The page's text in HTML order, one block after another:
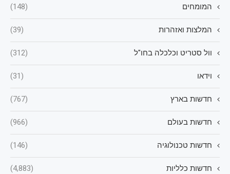
המומחים (148)
המלצות ואזהרות (39)
וול סטריט וכלכלה בחו"ל (312)
וידאו (31)
חדשות בארץ (767)
חדשות בעולם (966)
חדשות טכנולוגיה (146)
חדשות כלליות (4,883)